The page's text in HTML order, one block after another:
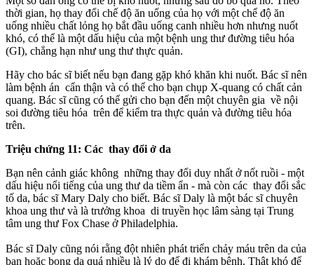
thời gian, họ thay đổi chế độ ăn uống của họ với một chế độ ăn
uống nhiều chất lỏng họ bắt đầu uống canh nhiều hơn nhưng nuốt
khó, có thể là một dấu hiệu của một bệnh ung thư đường tiêu hóa
(GI), chẳng hạn như ung thư thực quản.
Hãy cho bác sĩ biết nếu bạn đang gặp khó khăn khi nuốt. Bác sĩ nên
làm bệnh án cẩn thận và có thể cho bạn chụp X-quang có chất cản
quang. Bác sĩ cũng có thể gửi cho bạn đến một chuyên gia về nội
soi đường tiêu hóa trên để kiểm tra thực quản và đường tiêu hóa
trên.
Triệu chứng 11: Các thay đổi ở da
Bạn nên cảnh giác không những thay đổi duy nhất ở nốt ruồi - một
dấu hiệu nổi tiếng của ung thư da tiềm ẩn - mà còn các thay đổi sắc
tố da, bác sĩ Mary Daly cho biết. Bác sĩ Daly là một bác sĩ chuyên
khoa ung thư và là trưởng khoa di truyền học lâm sàng tại Trung
tâm ung thư Fox Chase ở Philadelphia.
Bác sĩ Daly cũng nói rằng đột nhiên phát triển chảy máu trên da của
bạn hoặc bong da quá nhiều là lý do để đi khám bệnh. Thật khó để